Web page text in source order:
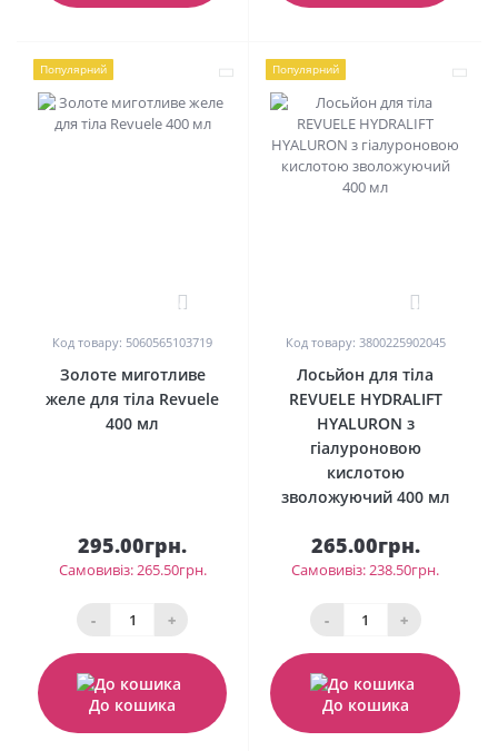
Популярний
0
Код товару: 5060565103719
Золоте миготливе
желе для тіла Revuele
400 мл
295.00грн.
Самовивіз: 265.50грн.
- +
До кошика
Популярний
0
Код товару: 3800225902045
Лосьйон для тіла
REVUELE HYDRALIFT
HYALURON з
гіалуроновою
кислотою
зволожуючий 400 мл
265.00грн.
Самовивіз: 238.50грн.
- +
До кошика